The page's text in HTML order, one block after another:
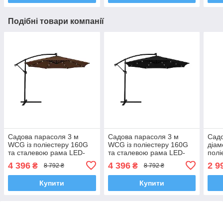
Подібні товари компанії
Садова парасоля 3 м
WCG із поліестеру 160G
та сталевою рама LED-
підсвічування на сонячній
панелі + чохол
Коричневий
4 396 ₴ 8 792 ₴
Купити
Садова парасоля 3 м
WCG із поліестеру 160G
та сталевою рама LED-
підсвічування на сонячній
панелі + чохол Чорний
4 396₴ 8 792 ₴
Купити
2